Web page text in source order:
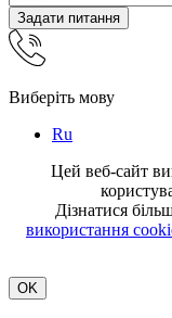
Задати питання
Виберіть мову
Ru
Цей веб-сайт
Дізнатися
використання
OK